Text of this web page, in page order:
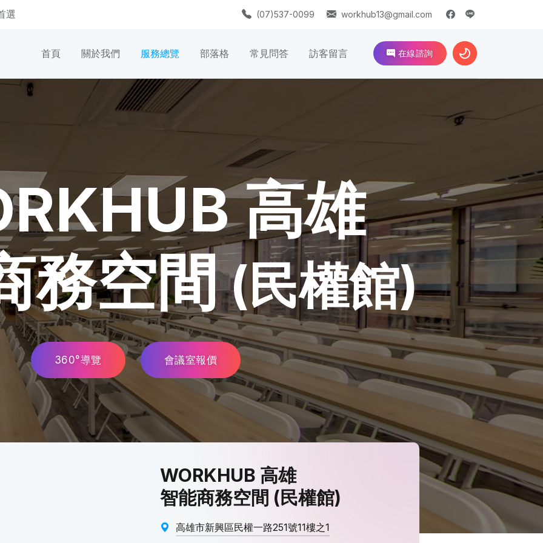
選 (07)537-0099 workhub13@gmail.com
首頁 關於我們 服務總覽 部落格 常見問答 訪客留言 在線諮詢
高雄
務空間(民權館)
360°導覽 會議室報價
WORKHUB 高雄
智能商務空間 (民權館)
高雄市新興區民權一路251號11樓之1